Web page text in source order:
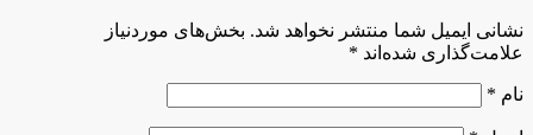
نشانی ایمیل شما منتشر نخواهد شد. بخش‌های موردنیاز
علامت‌گذاری شده‌اند *
نام *